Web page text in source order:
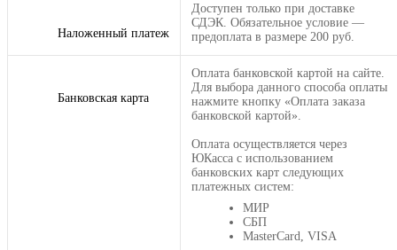
Наложенный платеж
Доступен только при доставке
СДЭК. Обязательное условие —
предоплата в размере 200 руб.
Банковская карта
Оплата банковской картой на сайте.
Для выбора данного способа оплаты
нажмите кнопку «Оплата заказа
банковской картой».
Оплата осуществляется через
ЮКасса с использованием
банковских карт следующих
платежных систем:
МИР
СБП
MasterCard, VISA